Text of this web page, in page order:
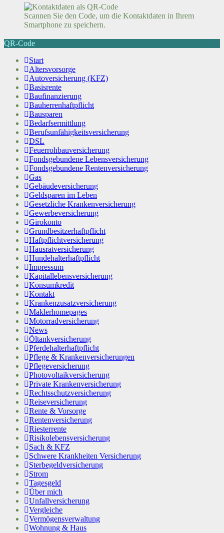
Scannen Sie den Code, um die Kontaktdaten in Ihrem
Smartphone zu speichern.
QR-Code
Start
Altersvorsorge
Autoversicherung (KFZ)
Basisrente
Baufinanzierung
Bauherrenhaftpflicht
Bausparen
Bedarfsermittlung
Berufs­unfähigkeitsversicherung
DSL
Feuerrohbauversicherung
Fondsgebundene Lebensversicherung
Fondsgebundene Rentenversicherung
Gas
Gebäudeversicherung
Geldsparen im Leben
Gesetzliche Krankenversicherung
Gewerbeversicherung
Girokonto
Grundbesitzerhaftpflicht
Haftpflichtversicherung
Hausratversicherung
Hundehalterhaftpflicht
Impressum
Kapitallebensversicherung
Konsumkredit
Kontakt
Krankenzusatzversicherung
Maklerhomepages
Motorradversicherung
News
Öltankversicherung
Pferdehalterhaftpflicht
Pflege & Krankenversicherungen
Pflegeversicherung
Photovoltaikversicherung
Private Krankenversicherung
Rechtsschutzversicherung
Reiseversicherung
Rente & Vorsorge
Rentenversicherung
Riesterrente
Risikolebensversicherung
Sach & KFZ
Schwere Krankheiten Versicherung
Sterbegeldversicherung
Strom
Tagesgeld
Über mich
Unfallversicherung
Vergleiche
Vermögensverwaltung
Wohnung & Haus